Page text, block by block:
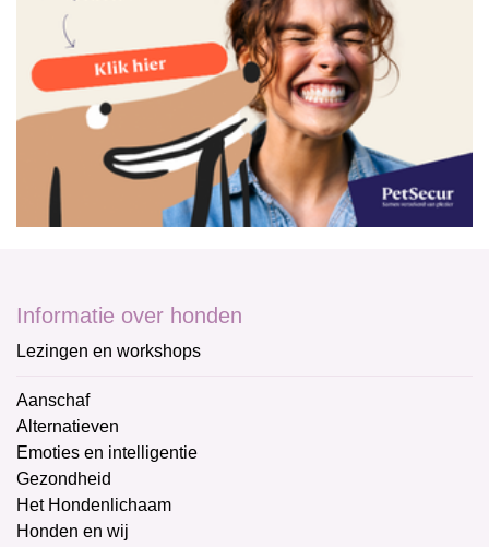
Informatie over honden
Lezingen en workshops
Aanschaf
Alternatieven
Emoties en intelligentie
Gezondheid
Het Hondenlichaam
Honden en wij